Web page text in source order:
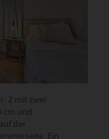
2 mit zwei
cm und
der
Ein